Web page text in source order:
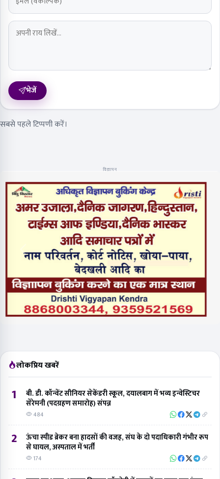
भेजें
सबसे पहले टिप्पणी करें।
विज्ञापन
लोकप्रिय खबरें
1
बी. डी. कॉन्वेंट सीनियर सेकेंडरी स्कूल, दयालबाग में भव्य इन्वेस्टिचर
सेरेमनी (पदग्रहण समारोह) संपन्न
484
2
ऊंचा स्पीड ब्रेकर बना हादसों की वजह, संघ के दो पदाधिकारी गंभीर रूप
से घायल, अस्पताल में भर्ती
174